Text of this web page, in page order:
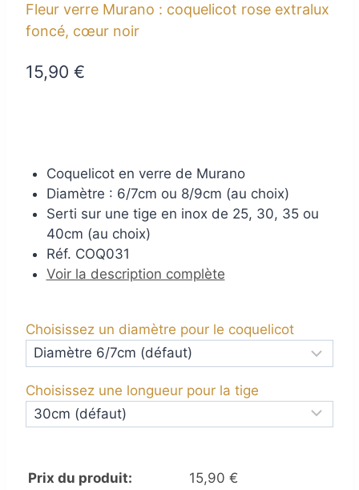
Fleur verre Murano : coquelicot rose extralux
foncé, cœur noir
15,90 €
Coquelicot en verre de Murano
Diamètre : 6/7cm ou 8/9cm (au choix)
Serti sur une tige en inox de 25, 30, 35 ou
40cm (au choix)
Réf. COQ031
Voir la description complète
Choisissez un diamètre pour le coquelicot
Choisissez une longueur pour la tige
Prix du produit: 15,90 €